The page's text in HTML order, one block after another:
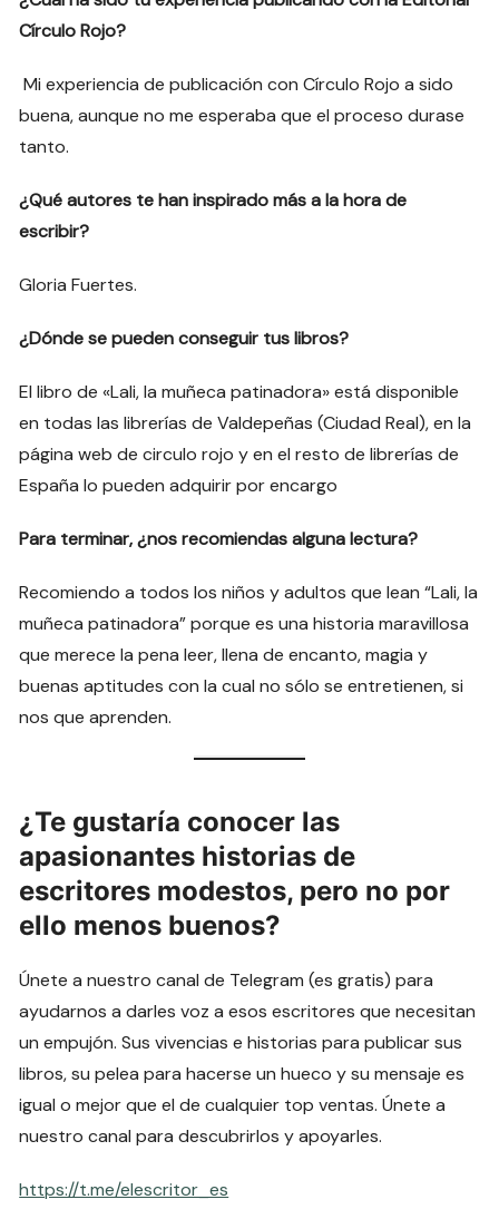
Círculo Rojo?
Mi experiencia de publicación con Círculo Rojo a sido
buena, aunque no me esperaba que el proceso durase
tanto.
¿Qué autores te han inspirado más a la hora de
escribir?
Gloria Fuertes.
¿Dónde se pueden conseguir tus libros?
El libro de «Lali, la muñeca patinadora» está disponible
en todas las librerías de Valdepeñas (Ciudad Real), en la
página web de circulo rojo y en el resto de librerías de
España lo pueden adquirir por encargo
Para terminar, ¿nos recomiendas alguna lectura?
Recomiendo a todos los niños y adultos que lean “Lali, la
muñeca patinadora” porque es una historia maravillosa
que merece la pena leer, llena de encanto, magia y
buenas aptitudes con la cual no sólo se entretienen, si
nos que aprenden.
¿Te gustaría conocer las
apasionantes historias de
escritores modestos, pero no por
ello menos buenos?
Únete a nuestro canal de Telegram (es gratis) para
ayudarnos a darles voz a esos escritores que necesitan
un empujón. Sus vivencias e historias para publicar sus
libros, su pelea para hacerse un hueco y su mensaje es
igual o mejor que el de cualquier top ventas. Únete a
nuestro canal para descubrirlos y apoyarles.
https://t.me/elescritor_es